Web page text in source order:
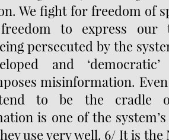
We fight for freedom of
to express our
persecuted by the
and
misinformation.
to be the cradle
is one of the
use very well. 6/ It is the